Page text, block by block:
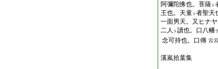
阿彌陀佛也。菩薩 ト
王也。天童 ト 者聖天
一面男天。又ヒナ
二人 ト 讀也。口八幡
念可持也。口傳 云
溪嵐拾葉集